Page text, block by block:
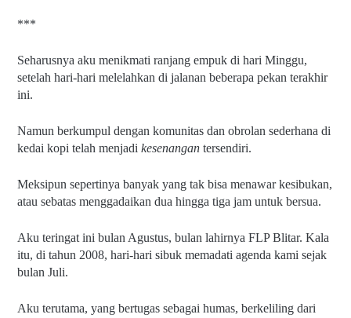
***
Seharusnya aku menikmati ranjang empuk di hari Minggu,
setelah hari-hari melelahkan di jalanan beberapa pekan terakhir
ini.
Namun berkumpul dengan komunitas dan obrolan sederhana di
kedai kopi telah menjadi kesenangan tersendiri.
Meksipun sepertinya banyak yang tak bisa menawar kesibukan,
atau sebatas menggadaikan dua hingga tiga jam untuk bersua.
Aku teringat ini bulan Agustus, bulan lahirnya FLP Blitar. Kala
itu, di tahun 2008, hari-hari sibuk memadati agenda kami sejak
bulan Juli.
Aku terutama, yang bertugas sebagai humas, berkeliling dari